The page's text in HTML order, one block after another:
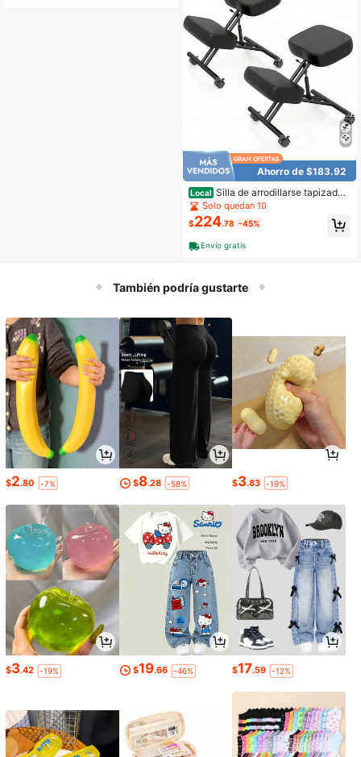
Ahorro de $183.92
Local Silla de arrodillarse tapizada
con 4 ruedas universales bloqueabl
es
Solo quedan 10
$224.78 -45%
Envío gratis
También podría gustarte
$2.80 -7% $8.28 -58% $3.83 -19%
$3.42 -19% $19.66 -46% $17.59 -12%